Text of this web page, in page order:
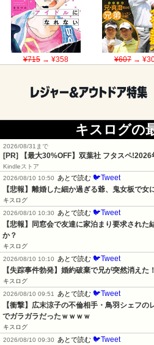
¥715→ ¥358 ¥607→
キスログの
2026/08/31まで
[PR] 【最大30%OFF】双葉社 フタスペ
Kindleストア
2026/08/10 10:50
あとで読む 🐦Tweet
【悲報】離婚した細か過ぎる爺、鬼女板で女
キスログ
2026/08/10 10:30
あとで読む 🐦Tweet
【悲報】同窓会で友達に家泊まり要求され
か？
キスログ
2026/08/10 10:10
あとで読む 🐦Tweet
【失踪事件勃発】婚約破棄で兄が突然消え
キスログ
2026/08/10 09:51
あとで読む 🐦Tweet
【衝撃】広末涼子の不倫相手・鳥羽シェフ
でガラガラだったｗｗｗｗ
キスログ
2026/08/10 09:30
あとで読む 🐦Tweet